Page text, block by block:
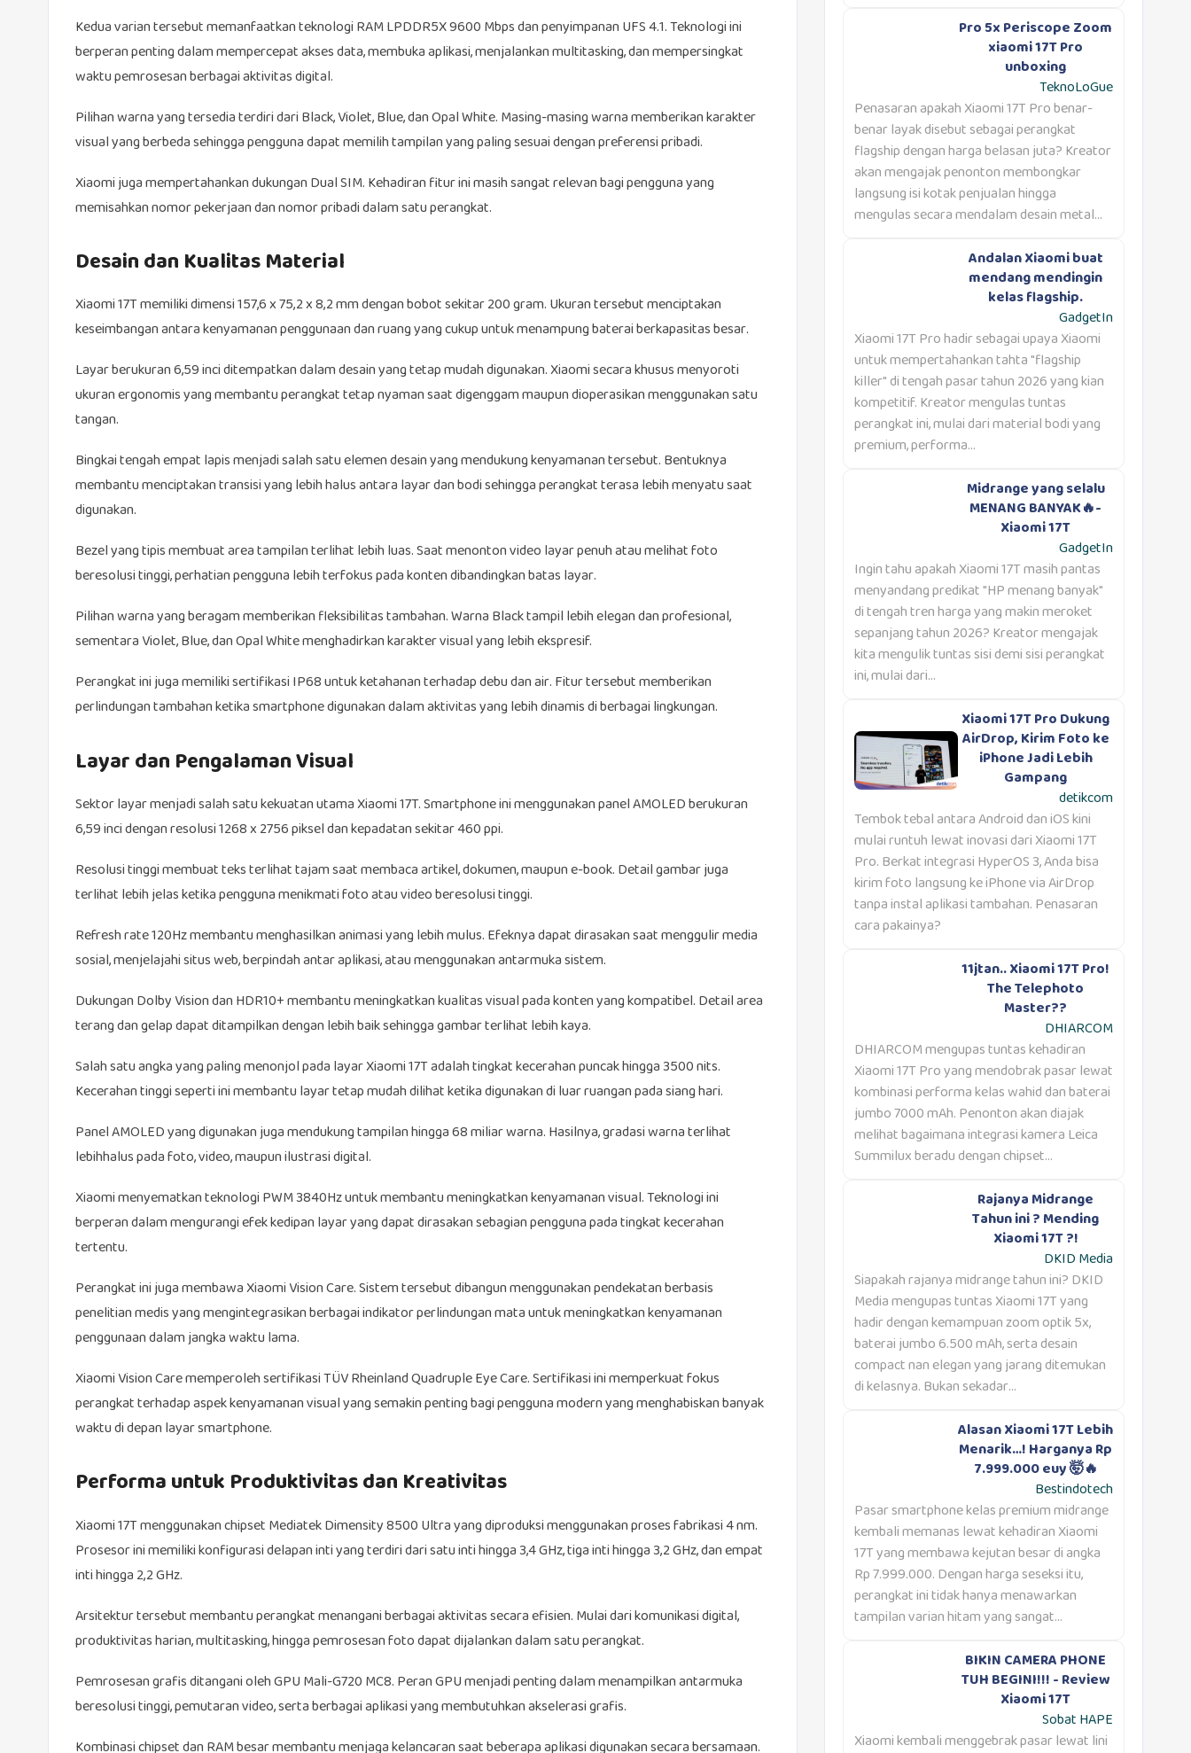
Kedua varian tersebut memanfaatkan teknologi RAM LPDDR5X 9600 Mbps dan penyimpanan UFS 4.1. Teknologi ini
berperan penting dalam mempercepat akses data, membuka aplikasi, menjalankan multitasking, dan mempersingkat
waktu pemrosesan berbagai aktivitas digital.
Pilihan warna yang tersedia terdiri dari Black, Violet, Blue, dan Opal White. Masing-masing warna memberikan karakter
visual yang berbeda sehingga pengguna dapat memilih tampilan yang paling sesuai dengan preferensi pribadi.
Xiaomi juga mempertahankan dukungan Dual SIM. Kehadiran fitur ini masih sangat relevan bagi pengguna yang
memisahkan nomor pekerjaan dan nomor pribadi dalam satu perangkat.
Desain dan Kualitas Material
Xiaomi 17T memiliki dimensi 157,6 x 75,2 x 8,2 mm dengan bobot sekitar 200 gram. Ukuran tersebut menciptakan
keseimbangan antara kenyamanan penggunaan dan ruang yang cukup untuk menampung baterai berkapasitas besar.
Layar berukuran 6,59 inci ditempatkan dalam desain yang tetap mudah digunakan. Xiaomi secara khusus menyoroti
ukuran ergonomis yang membantu perangkat tetap nyaman saat digenggam maupun dioperasikan menggunakan satu
tangan.
Bingkai tengah empat lapis menjadi salah satu elemen desain yang mendukung kenyamanan tersebut. Bentuknya
membantu menciptakan transisi yang lebih halus antara layar dan bodi sehingga perangkat terasa lebih menyatu saat
digunakan.
Bezel yang tipis membuat area tampilan terlihat lebih luas. Saat menonton video layar penuh atau melihat foto
beresolusi tinggi, perhatian pengguna lebih terfokus pada konten dibandingkan batas layar.
Pilihan warna yang beragam memberikan fleksibilitas tambahan. Warna Black tampil lebih elegan dan profesional,
sementara Violet, Blue, dan Opal White menghadirkan karakter visual yang lebih ekspresif.
Perangkat ini juga memiliki sertifikasi IP68 untuk ketahanan terhadap debu dan air. Fitur tersebut memberikan
perlindungan tambahan ketika smartphone digunakan dalam aktivitas yang lebih dinamis di berbagai lingkungan.
Layar dan Pengalaman Visual
Sektor layar menjadi salah satu kekuatan utama Xiaomi 17T. Smartphone ini menggunakan panel AMOLED berukuran
6,59 inci dengan resolusi 1268 x 2756 piksel dan kepadatan sekitar 460 ppi.
Resolusi tinggi membuat teks terlihat tajam saat membaca artikel, dokumen, maupun e-book. Detail gambar juga
terlihat lebih jelas ketika pengguna menikmati foto atau video beresolusi tinggi.
Refresh rate 120Hz membantu menghasilkan animasi yang lebih mulus. Efeknya dapat dirasakan saat menggulir media
sosial, menjelajahi situs web, berpindah antar aplikasi, atau menggunakan antarmuka sistem.
Dukungan Dolby Vision dan HDR10+ membantu meningkatkan kualitas visual pada konten yang kompatibel. Detail area
terang dan gelap dapat ditampilkan dengan lebih baik sehingga gambar terlihat lebih kaya.
Salah satu angka yang paling menonjol pada layar Xiaomi 17T adalah tingkat kecerahan puncak hingga 3500 nits.
Kecerahan tinggi seperti ini membantu layar tetap mudah dilihat ketika digunakan di luar ruangan pada siang hari.
Panel AMOLED yang digunakan juga mendukung tampilan hingga 68 miliar warna. Hasilnya, gradasi warna terlihat
lebihhalus pada foto, video, maupun ilustrasi digital.
Xiaomi menyematkan teknologi PWM 3840Hz untuk membantu meningkatkan kenyamanan visual. Teknologi ini
berperan dalam mengurangi efek kedipan layar yang dapat dirasakan sebagian pengguna pada tingkat kecerahan
tertentu.
Perangkat ini juga membawa Xiaomi Vision Care. Sistem tersebut dibangun menggunakan pendekatan berbasis
penelitian medis yang mengintegrasikan berbagai indikator perlindungan mata untuk meningkatkan kenyamanan
penggunaan dalam jangka waktu lama.
Xiaomi Vision Care memperoleh sertifikasi TÜV Rheinland Quadruple Eye Care. Sertifikasi ini memperkuat fokus
perangkat terhadap aspek kenyamanan visual yang semakin penting bagi pengguna modern yang menghabiskan banyak
waktu di depan layar smartphone.
Performa untuk Produktivitas dan Kreativitas
Xiaomi 17T menggunakan chipset Mediatek Dimensity 8500 Ultra yang diproduksi menggunakan proses fabrikasi 4 nm.
Prosesor ini memiliki konfigurasi delapan inti yang terdiri dari satu inti hingga 3,4 GHz, tiga inti hingga 3,2 GHz, dan empat
inti hingga 2,2 GHz.
Arsitektur tersebut membantu perangkat menangani berbagai aktivitas secara efisien. Mulai dari komunikasi digital,
produktivitas harian, multitasking, hingga pemrosesan foto dapat dijalankan dalam satu perangkat.
Pemrosesan grafis ditangani oleh GPU Mali-G720 MC8. Peran GPU menjadi penting dalam menampilkan antarmuka
beresolusi tinggi, pemutaran video, serta berbagai aplikasi yang membutuhkan akselerasi grafis.
Kombinasi chipset dan RAM besar membantu menjaga kelancaran saat beberapa aplikasi digunakan secara bersamaan.
Pro 5x Periscope Zoom
xiaomi 17T Pro
unboxing
TeknoLoGue
Penasaran apakah Xiaomi 17T Pro benar-
benar layak disebut sebagai perangkat
flagship dengan harga belasan juta? Kreator
akan mengajak penonton membongkar
langsung isi kotak penjualan hingga
mengulas secara mendalam desain metal...
Andalan Xiaomi buat
mendang mendingin
kelas flagship.
GadgetIn
Xiaomi 17T Pro hadir sebagai upaya Xiaomi
untuk mempertahankan tahta "flagship
killer" di tengah pasar tahun 2026 yang kian
kompetitif. Kreator mengulas tuntas
perangkat ini, mulai dari material bodi yang
premium, performa...
Midrange yang selalu
MENANG BANYAK🔥-
Xiaomi 17T
GadgetIn
Ingin tahu apakah Xiaomi 17T masih pantas
menyandang predikat "HP menang banyak"
di tengah tren harga yang makin meroket
sepanjang tahun 2026? Kreator mengajak
kita mengulik tuntas sisi demi sisi perangkat
ini, mulai dari...
Xiaomi 17T Pro Dukung
AirDrop, Kirim Foto ke
iPhone Jadi Lebih
Gampang
detikcom
Tembok tebal antara Android dan iOS kini
mulai runtuh lewat inovasi dari Xiaomi 17T
Pro. Berkat integrasi HyperOS 3, Anda bisa
kirim foto langsung ke iPhone via AirDrop
tanpa instal aplikasi tambahan. Penasaran
cara pakainya?
11jtan.. Xiaomi 17T Pro!
The Telephoto
Master??
DHIARCOM
DHIARCOM mengupas tuntas kehadiran
Xiaomi 17T Pro yang mendobrak pasar lewat
kombinasi performa kelas wahid dan baterai
jumbo 7000 mAh. Penonton akan diajak
melihat bagaimana integrasi kamera Leica
Summilux beradu dengan chipset...
Rajanya Midrange
Tahun ini ? Mending
Xiaomi 17T ?!
DKID Media
Siapakah rajanya midrange tahun ini? DKID
Media mengupas tuntas Xiaomi 17T yang
hadir dengan kemampuan zoom optik 5x,
baterai jumbo 6.500 mAh, serta desain
compact nan elegan yang jarang ditemukan
di kelasnya. Bukan sekadar...
Alasan Xiaomi 17T Lebih
Menarik…! Harganya Rp
7.999.000 euy 🤯🔥
Bestindotech
Pasar smartphone kelas premium midrange
kembali memanas lewat kehadiran Xiaomi
17T yang membawa kejutan besar di angka
Rp 7.999.000. Dengan harga seseksi itu,
perangkat ini tidak hanya menawarkan
tampilan varian hitam yang sangat...
BIKIN CAMERA PHONE
TUH BEGINI!!! - Review
Xiaomi 17T
Sobat HAPE
Xiaomi kembali menggebrak pasar lewat lini